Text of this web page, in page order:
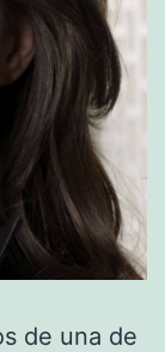
de una de